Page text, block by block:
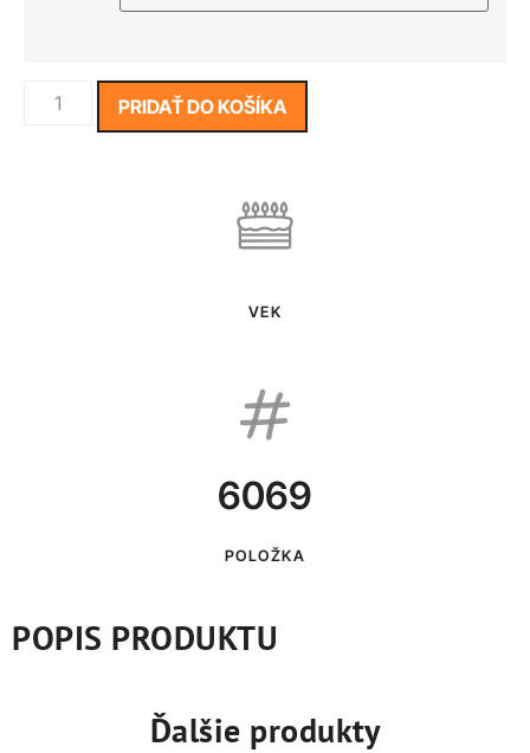
PRIDAŤ DO KOŠÍKA
VEK
6069
POLOŽKA
POPIS PRODUKTU
Ďalšie produkty